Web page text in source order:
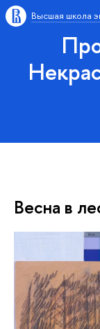
Высшая школа
Весна в